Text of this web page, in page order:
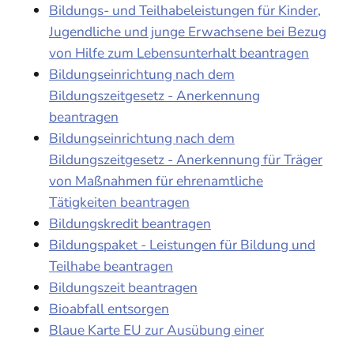
Bildungs- und Teilhabeleistungen für Kinder,
Jugendliche und junge Erwachsene bei Bezug
von Hilfe zum Lebensunterhalt beantragen
Bildungseinrichtung nach dem
Bildungszeitgesetz - Anerkennung
beantragen
Bildungseinrichtung nach dem
Bildungszeitgesetz - Anerkennung für Träger
von Maßnahmen für ehrenamtliche
Tätigkeiten beantragen
Bildungskredit beantragen
Bildungspaket - Leistungen für Bildung und
Teilhabe beantragen
Bildungszeit beantragen
Bioabfall entsorgen
Blaue Karte EU zur Ausübung einer